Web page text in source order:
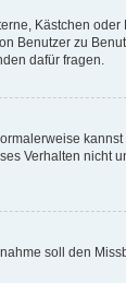
Kästchen
Benutzer zu
dafür fragen.
Verhalten nicht
soll den